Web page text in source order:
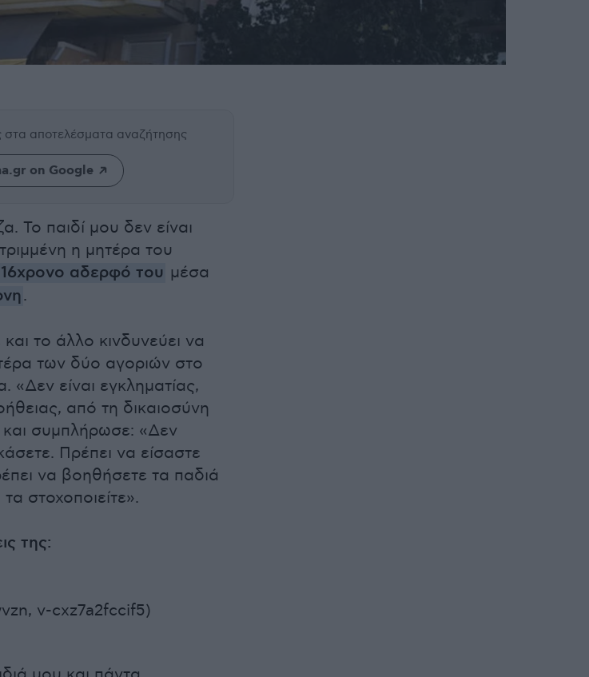
στα αποτελέσματα αναζήτησης
on Google
Το παιδί μου δεν είναι
η μητέρα του
αδερφό του μέσα
.
το άλλο κινδυνεύει να
των δύο αγοριών στο
είναι εγκληματίας,
από τη δικαιοσύνη
και συμπλήρωσε: «Δεν
Πρέπει να είσαστε
να βοηθήσετε τα παδιά
στοχοποιείτε».
της:
v-cxz7a2fccif5)